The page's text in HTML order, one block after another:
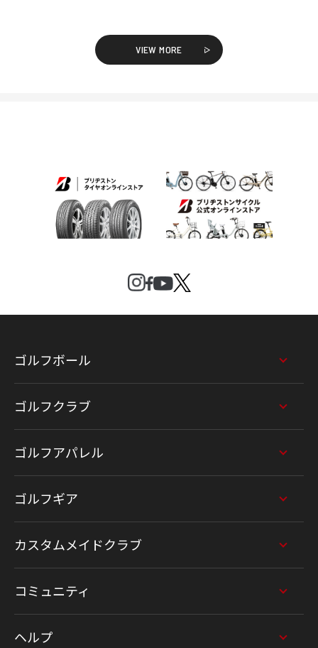
VIEW MORE
ゴルフボール
ゴルフクラブ
ゴルフアパレル
ゴルフギア
カスタムメイドクラブ
コミュニティ
ヘルプ